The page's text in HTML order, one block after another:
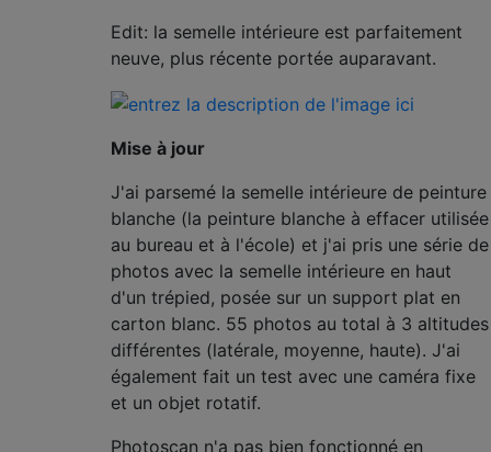
Edit: la semelle intérieure est parfaitement
neuve, plus récente portée auparavant.
Mise à jour
J'ai parsemé la semelle intérieure de peinture
blanche (la peinture blanche à effacer utilisée
au bureau et à l'école) et j'ai pris une série de
photos avec la semelle intérieure en haut
d'un trépied, posée sur un support plat en
carton blanc. 55 photos au total à 3 altitudes
différentes (latérale, moyenne, haute). J'ai
également fait un test avec une caméra fixe
et un objet rotatif.
Photoscan n'a pas bien fonctionné en